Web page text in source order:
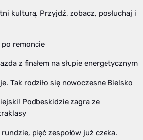
kulturą. Przyjdź, zobacz, posłuchaj i
remoncie
z finałem na słupie energetycznym
Tak rodziło się nowoczesne Bielsko
Podbeskidzie zagra ze
pięć zespołów już czeka.